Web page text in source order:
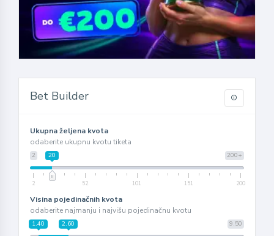
Bet Builder
Ukupna željena kvota
odaberite ukupnu kvotu tiketa
2 200+
20
2 52 101 151 200
Visina pojedinačnih kvota
odaberite najmanju i najvišu pojedinačnu kvotu
9.50
1.40 2.60